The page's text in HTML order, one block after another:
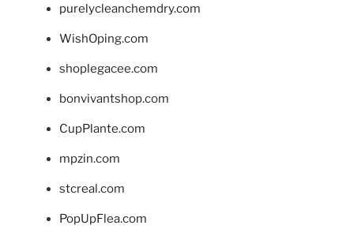
purelycleanchemdry.com
WishOping.com
shoplegacee.com
bonvivantshop.com
CupPlante.com
mpzin.com
stcreal.com
PopUpFlea.com